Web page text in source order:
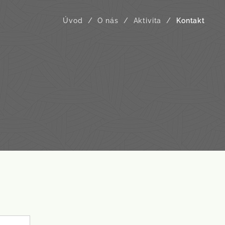
Úvod O nás Aktivita Kontakt